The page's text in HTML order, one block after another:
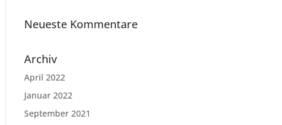
Neueste Kommentare
Archiv
April 2022
Januar 2022
September 2021